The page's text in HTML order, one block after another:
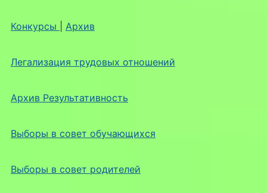
Конкурсы Архив
Легализация трудовых отношений
Архив Результативность
Выборы в совет обучающихся
Выборы в совет родителей